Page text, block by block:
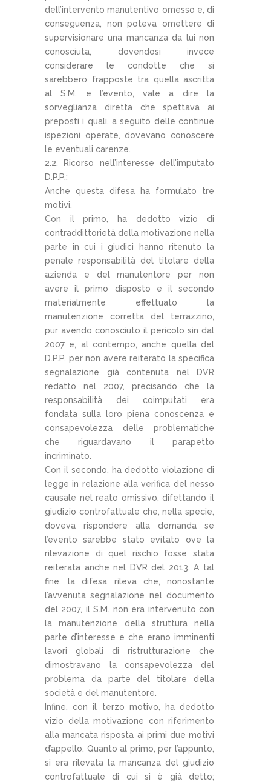
dell’intervento manutentivo omesso e, di
conseguenza, non poteva omettere di
supervisionare una mancanza da lui non
conosciuta, dovendosi invece
considerare le condotte che si
sarebbero frapposte tra quella ascritta
al S.M. e l’evento, vale a dire la
sorveglianza diretta che spettava ai
preposti i quali, a seguito delle continue
ispezioni operate, dovevano conoscere
le eventuali carenze.
2.2. Ricorso nell’interesse dell’imputato
D.P.P.:
Anche questa difesa ha formulato tre
motivi.
Con il primo, ha dedotto vizio di
contraddittorietà della motivazione nella
parte in cui i giudici hanno ritenuto la
penale responsabilità del titolare della
azienda e del manutentore per non
avere il primo disposto e il secondo
materialmente effettuato la
manutenzione corretta del terrazzino,
pur avendo conosciuto il pericolo sin dal
2007 e, al contempo, anche quella del
D.P.P. per non avere reiterato la specifica
segnalazione già contenuta nel DVR
redatto nel 2007, precisando che la
responsabilità dei coimputati era
fondata sulla loro piena conoscenza e
consapevolezza delle problematiche
che riguardavano il parapetto
incriminato.
Con il secondo, ha dedotto violazione di
legge in relazione alla verifica del nesso
causale nel reato omissivo, difettando il
giudizio controfattuale che, nella specie,
doveva rispondere alla domanda se
l’evento sarebbe stato evitato ove la
rilevazione di quel rischio fosse stata
reiterata anche nel DVR del 2013. A tal
fine, la difesa rileva che, nonostante
l’avvenuta segnalazione nel documento
del 2007, il S.M. non era intervenuto con
la manutenzione della struttura nella
parte d’interesse e che erano imminenti
lavori globali di ristrutturazione che
dimostravano la consapevolezza del
problema da parte del titolare della
società e del manutentore.
Infine, con il terzo motivo, ha dedotto
vizio della motivazione con riferimento
alla mancata risposta ai primi due motivi
d’appello. Quanto al primo, per l’appunto,
si era rilevata la mancanza del giudizio
controfattuale di cui si è già detto;